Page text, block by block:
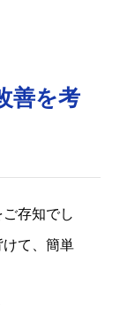
善を考
ご存知でし
けて、簡単